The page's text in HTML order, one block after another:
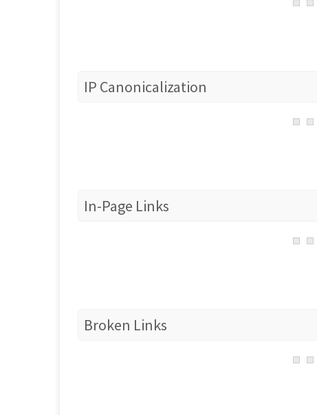
IP Canonicalization
In-Page Links
Broken Links